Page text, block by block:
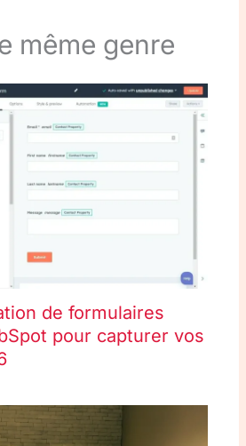
même genre
de formulaires
pour capturer vos